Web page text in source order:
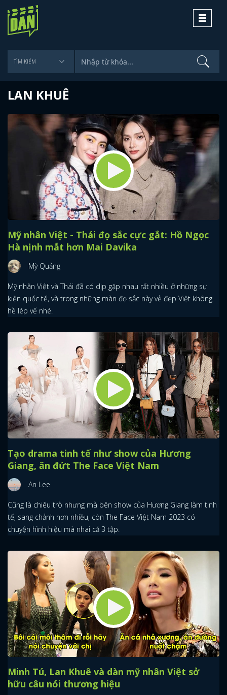
Toggle
LAN KHUÊ
Mỹ nhân Việt - Thái đọ sắc cực gắt: Hồ Ngọc
Hà nịnh mắt hơn Mai Davika
Mỳ Quảng
Mỹ nhân Việt và Thái đã có dịp gặp nhau rất nhiều ở những sự
kiện quốc tế, và trong những màn đọ sắc này vẻ đẹp Việt không
hề lép vế nhé.
Tạo drama tinh tế như show của Hương
Giang, ăn đứt The Face Việt Nam
An Lee
Cũng là chiêu trò nhưng mà bên show của Hương Giang làm tinh
tế, sang chảnh hơn nhiều, còn The Face Việt Nam 2023 có
chuyện hình hiệu mà nhai cả 3 tập.
Minh Tú, Lan Khuê và dàn mỹ nhân Việt sở
hữu câu nói thương hiệu